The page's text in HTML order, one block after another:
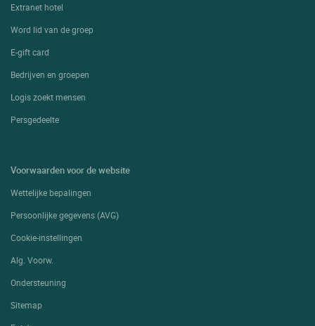
Extranet hotel
Word lid van de groep
E-gift card
Bedrijven en groepen
Logis zoekt mensen
Persgedeelte
Voorwaarden voor de website
Wettelijke bepalingen
Persoonlijke gegevens (AVG)
Cookie-instellingen
Alg. Voorw.
Ondersteuning
Sitemap